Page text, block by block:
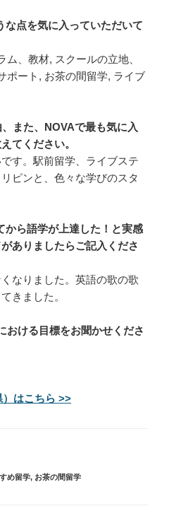
な点を気に入っていただいて
、教材, スクールの立地、
ポート, お茶の間留学, ライブ
また、NOVAで最も気に入
てください。
す。駅前留学、ライブステ
ピンと、色々な学びのスタ
から語学が上達した！と実感
ありましたらご記入くださ
なりました。英語の歌の歌
きました。
おける目標をお聞かせくださ
はこちら >>
め留学, お茶の間留学